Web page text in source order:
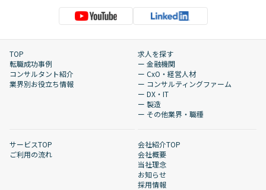
TOP
転職成功事例
コンサルタント紹介
業界別お役立ち情報
求人を探す
ー 金融機関
ー CxO・経営人材
ー コンサルティングファーム
ー DX・IT
ー 製造
ー その他業界・職種
サービスTOP
ご利用の流れ
会社紹介TOP
会社概要
当社理念
お知らせ
採用情報